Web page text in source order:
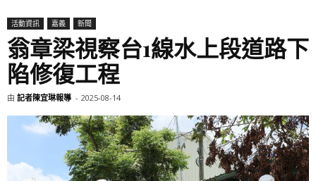
活動資訊 嘉義 新聞
翁章梁視察台1線水上段道路下
陷修復工程
由 記者陳宜琳報導 - 2025-08-14